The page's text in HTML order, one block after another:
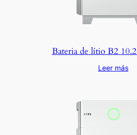
Bateria de lítio B2
Leer más